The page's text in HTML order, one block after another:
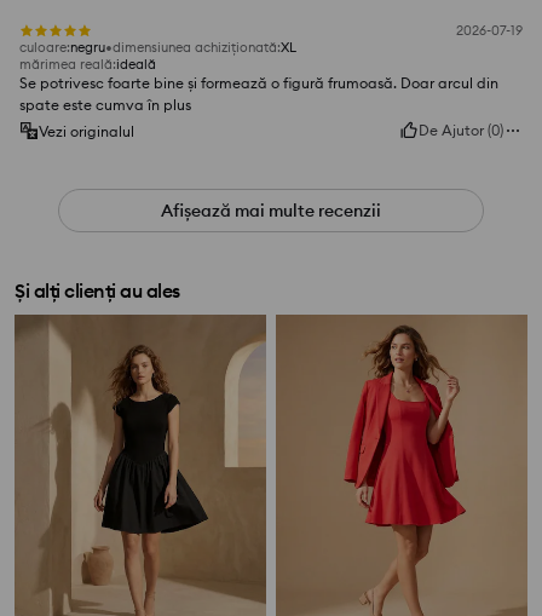
2026-07-19
culoare:negru dimensiunea achiziționată:XL
mărimea reală:ideală
Se potrivesc foarte bine și formează o figură frumoasă. Doar arcul din
spate este cumva în plus
Vezi originalul
De Ajutor (0)
Afișează mai multe recenzii
Și alți clienți au ales